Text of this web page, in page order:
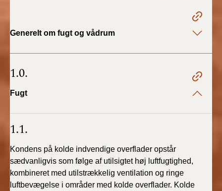
BR18 (1/1 - 30/6
2020)
BR18 (10/3-30/6
2020)
Generelt om fugt og vådrum
1.0.
Fugt
1.1.
Kondens på kolde indvendige overflader opstår
sædvanligvis som følge af utilsigtet høj luftfugtighed,
kombineret med utilstrækkelig ventilation og ringe
luftbevægelse i områder med kolde overflader. Kolde